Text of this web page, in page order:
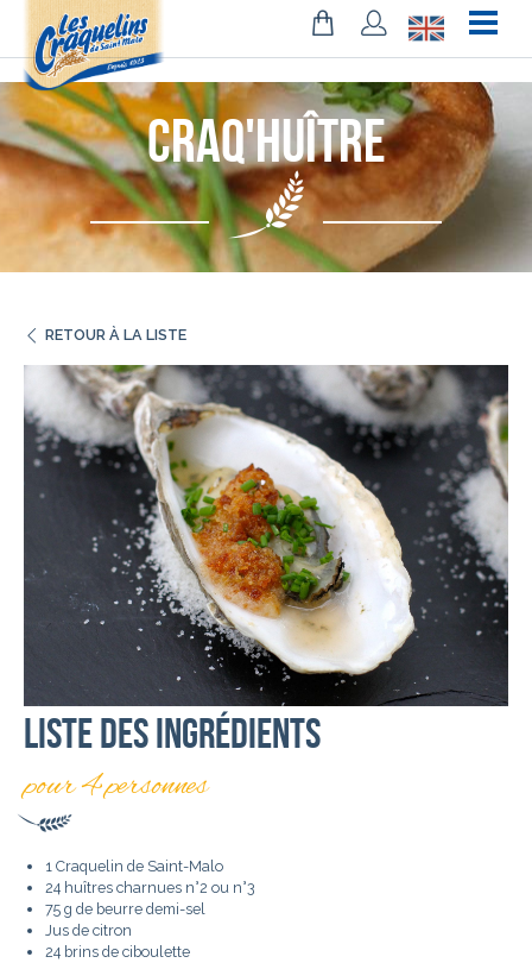
!-- Facebook Pixel Code -->
Craq'huître
RETOUR À LA LISTE
Liste des ingrédients
pour 4 personnes
1 Craquelin de Saint-Malo
24 huîtres charnues n°2 ou n°3
75 g de beurre demi-sel
Jus de citron
24 brins de ciboulette